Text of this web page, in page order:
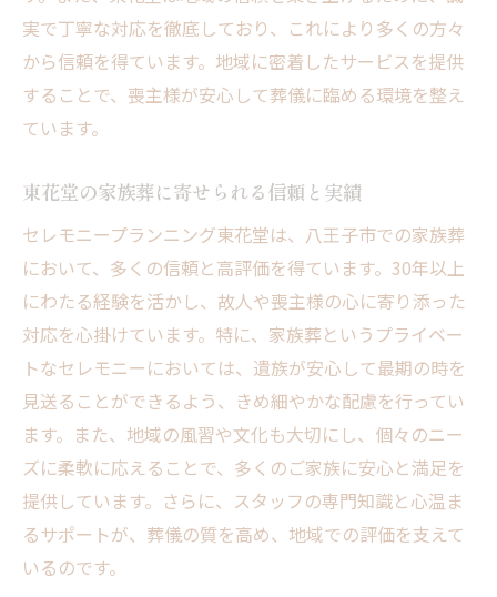
実で丁寧な対応を徹底しており、これにより多くの方々
から信頼を得ています。地域に密着したサービスを提供
することで、喪主様が安心して葬儀に臨める環境を整え
ています。
東花堂の家族葬に寄せられる信頼と実績
セレモニープランニング東花堂は、八王子市での家族葬
において、多くの信頼と高評価を得ています。30年以上
にわたる経験を活かし、故人や喪主様の心に寄り添った
対応を心掛けています。特に、家族葬というプライベー
トなセレモニーにおいては、遺族が安心して最期の時を
見送ることができるよう、きめ細やかな配慮を行ってい
ます。また、地域の風習や文化も大切にし、個々のニー
ズに柔軟に応えることで、多くのご家族に安心と満足を
提供しています。さらに、スタッフの専門知識と心温ま
るサポートが、葬儀の質を高め、地域での評価を支えて
いるのです。